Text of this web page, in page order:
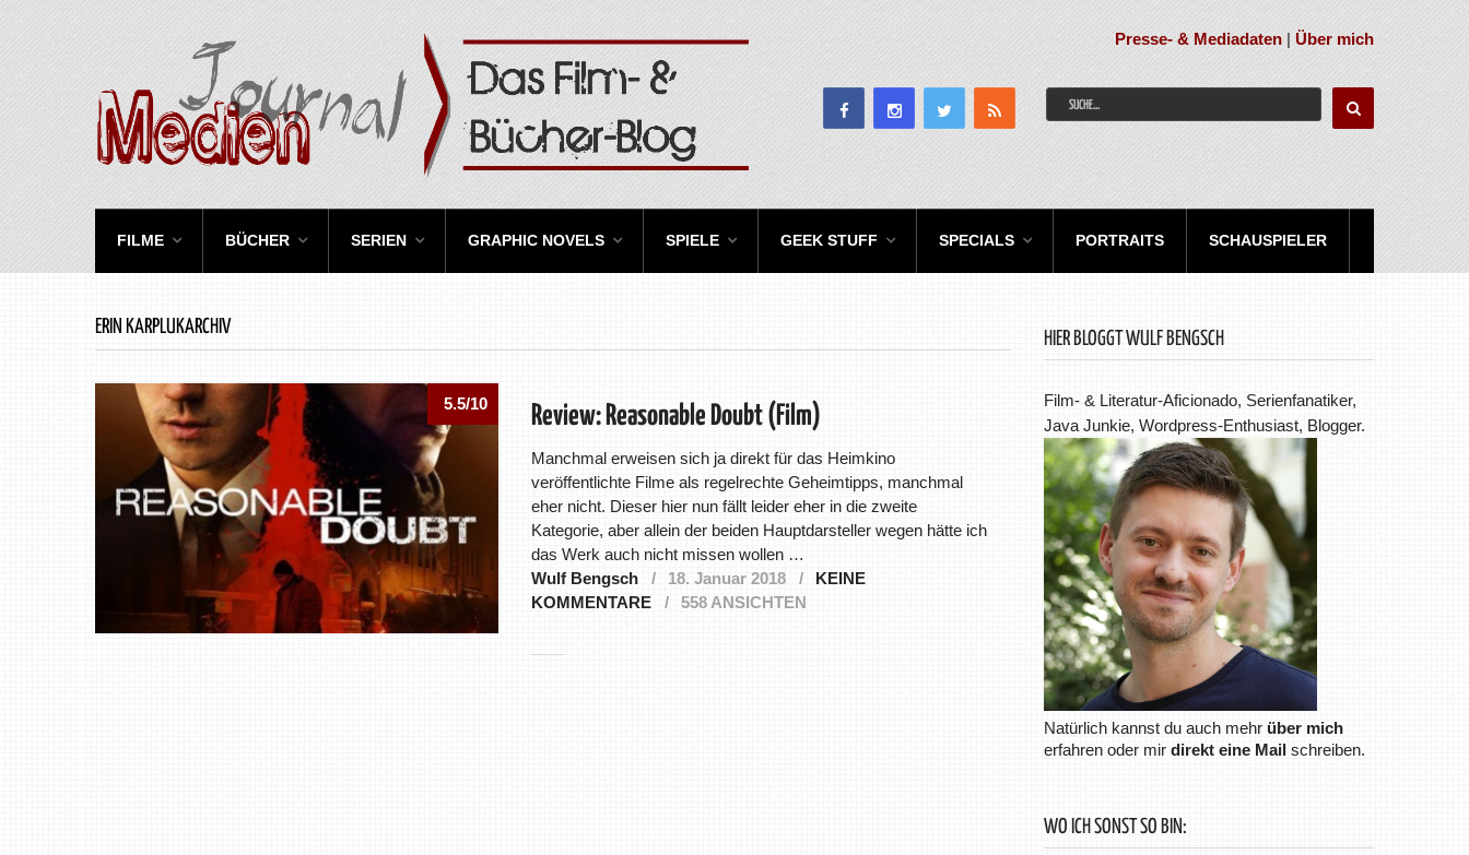
Presse- & Mediadaten |Über mich
FILME BÜCHER SERIEN GRAPHIC NOVELS SPIELE GEEK STUFF SPECIALS PORTRAITS SCHAUSPIELER
ERIN KARPLUKARCHIV
5.5/10 Review: Reasonable Doubt (Film)
Manchmal erweisen sich ja direkt für das Heimkino
veröffentlichte Filme als regelrechte Geheimtipps, manchmal
eher nicht. Dieser hier nun fällt leider eher in die zweite
Kategorie, aber allein der beiden Hauptdarsteller wegen hätte ich
das Werk auch nicht missen wollen …
Wulf Bengsch
18. Januar 2018
KEINE
KOMMENTARE
558 ANSICHTEN
HIER BLOGGT WULF BENGSCH
Film- & Literatur-Aficionado, Serienfanatiker,
Java Junkie, Wordpress-Enthusiast, Blogger.
Natürlich kannst du auch mehr über mich
erfahren oder mirdirekt eine Mail schreiben.
WO ICH SONST SO BIN: